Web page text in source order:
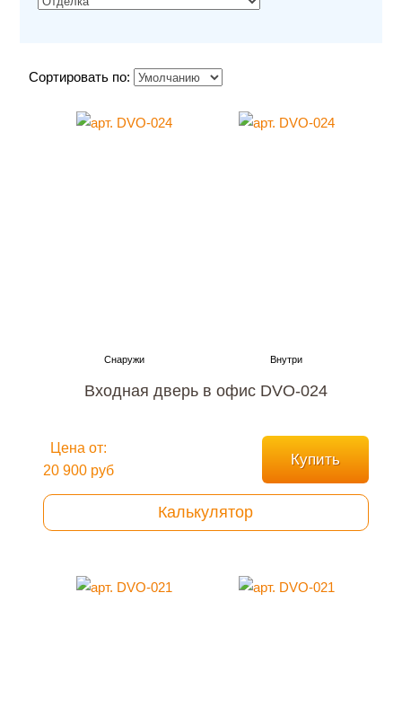
Сортировать по:
Входная дверь в офис DVO-024
Цена от:
20 900 руб
Купить
Калькулятор